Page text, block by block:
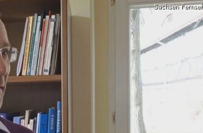
Sachsen